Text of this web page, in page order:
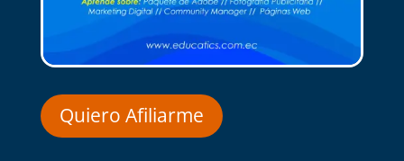
Quiero Afiliarme